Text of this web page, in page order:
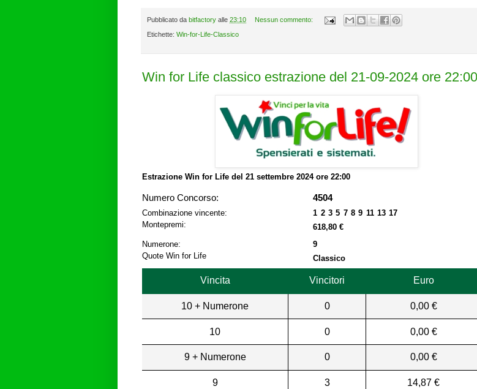
Pubblicato da bitfactory alle 23:10 Nessun commento:
Etichette: Win-for-Life-Classico
Win for Life classico estrazione del 21-09-2024 ore 22:00
Estrazione Win for Life del 21 settembre 2024 ore 22:00
Numero Concorso: 4504
Combinazione vincente:
1 2 3 5 7 8 9 11 13 17
Montepremi:
618,80 €
Numerone:
9
Quote Win for Life
Classico
Vincita Vincitori Euro
10 + Numerone 0 0,00 €
10 0 0,00 €
9 + Numerone 0 0,00 €
9 3 14,87 €